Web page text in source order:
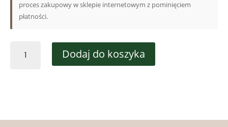
proces zakupowy w sklepie internetowym z pominięciem
płatności.
Dodaj do koszyka